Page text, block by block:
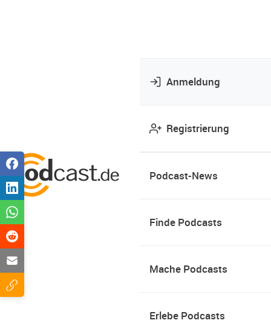
Anmeldung
Registrierung
Podcast-News
Finde Podcasts
Mache Podcasts
Erlebe Podcasts